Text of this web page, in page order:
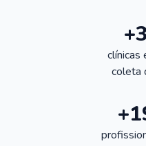
clínicas
coleta